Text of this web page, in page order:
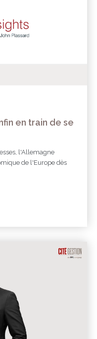
en train de se
l'Allemagne
de l'Europe dès